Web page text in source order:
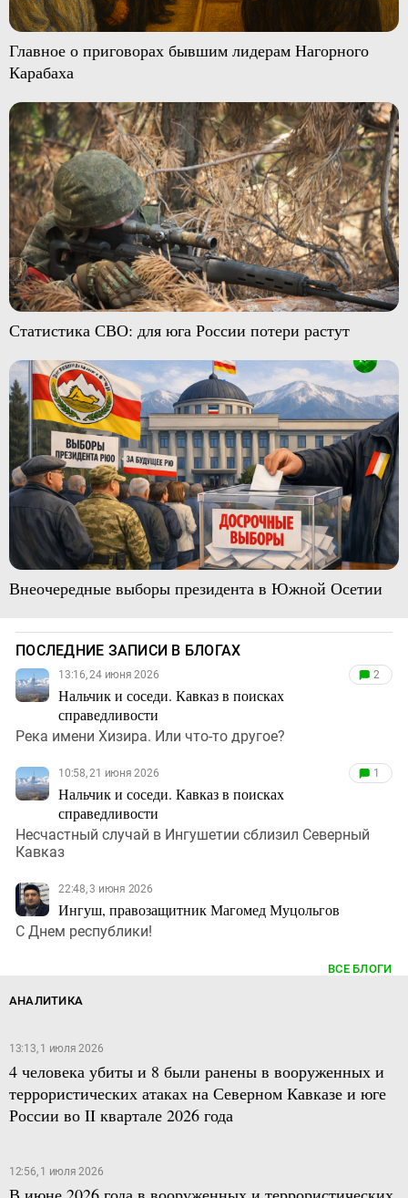
Главное о приговорах бывшим лидерам Нагорного
Карабаха
Статистика СВО: для юга России потери растут
Внеочередные выборы президента в Южной Осетии
ПОСЛЕДНИЕ ЗАПИСИ В БЛОГАХ
13:16, 24 июня 2026
Нальчик и соседи. Кавказ в поисках
справедливости
2
Река имени Хизира. Или что-то другое?
10:58, 21 июня 2026
Нальчик и соседи. Кавказ в поисках
справедливости
1
Несчастный случай в Ингушетии сблизил Северный
Кавказ
22:48, 3 июня 2026
Ингуш, правозащитник Магомед Муцольгов
С Днем республики!
ВСЕ БЛОГИ
АНАЛИТИКА
13:13, 1 июля 2026
4 человека убиты и 8 были ранены в вооруженных и
террористических атаках на Северном Кавказе и юге
России во II квартале 2026 года
12:56, 1 июля 2026